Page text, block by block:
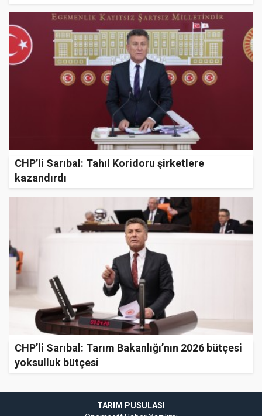
CHP’li Sarıbal: Tahıl Koridoru şirketlere
kazandırdı
CHP’li Sarıbal: Tarım Bakanlığı’nın 2026 bütçesi
yoksulluk bütçesi
TARIM PUSULASI